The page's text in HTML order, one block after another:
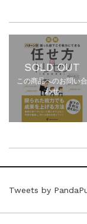
SOLD OUT
この商品へのお問い合
わせ
Tweets by